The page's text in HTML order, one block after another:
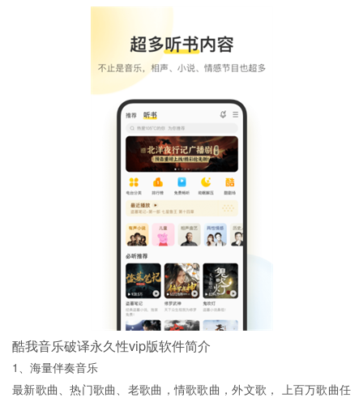
酷我音乐破译永久性vip版软件简介
1、海量伴奏音乐
最新歌曲、热门歌曲、老歌曲，情歌歌曲，外文歌， 上百万歌曲任